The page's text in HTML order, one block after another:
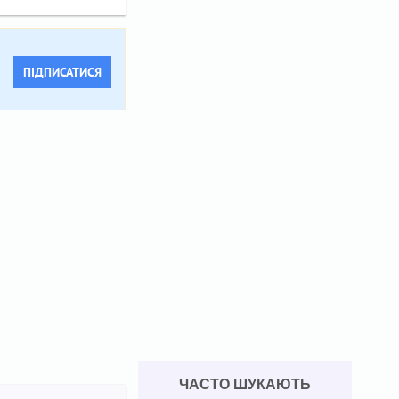
ПІДПИСАТИСЯ
ЧАСТО ШУКАЮТЬ